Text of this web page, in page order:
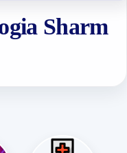
Sharm